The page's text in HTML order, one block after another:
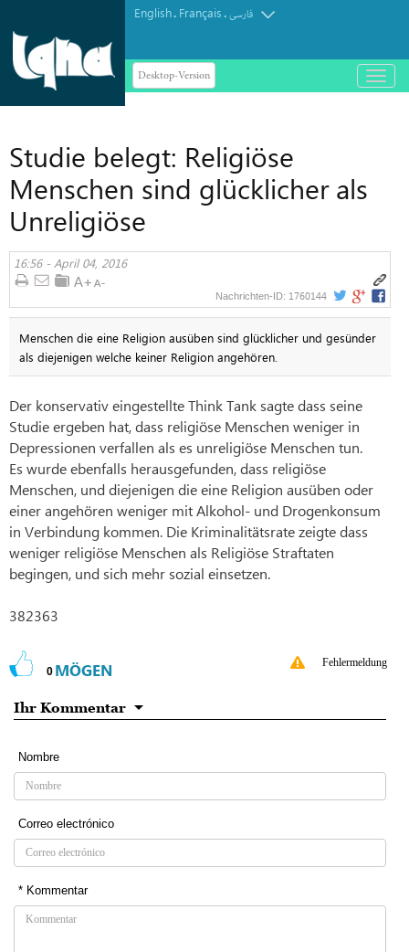
English. Français.فارسی
Desktop-Version
باز
و
Studie belegt: Religiöse
Menschen sind glücklicher als
Unreligiöse
16:56 - April 04, 2016
Nachrichten-ID: 1760144
Menschen die eine Religion ausüben sind glücklicher und gesünder
als diejenigen welche keiner Religion angehören.
Der konservativ eingestellte Think Tank sagte dass seine
Studie ergeben hat, dass religiöse Menschen weniger in
Depressionen verfallen als es unreligiöse Menschen tun.
Es wurde ebenfalls herausgefunden, dass religiöse
Menschen, und diejenigen die eine Religion ausüben oder
einer angehören weniger mit Alkohol- und Drogenkonsum
in Verbindung kommen. Die Kriminalitätsrate zeigte dass
weniger religiöse Menschen als Religiöse Straftaten
begingen, und sich mehr sozial einsetzen.
382363
0 MÖGEN Fehlermeldung
Ihr Kommentar
Nombre
Correo electrónico
* Kommentar